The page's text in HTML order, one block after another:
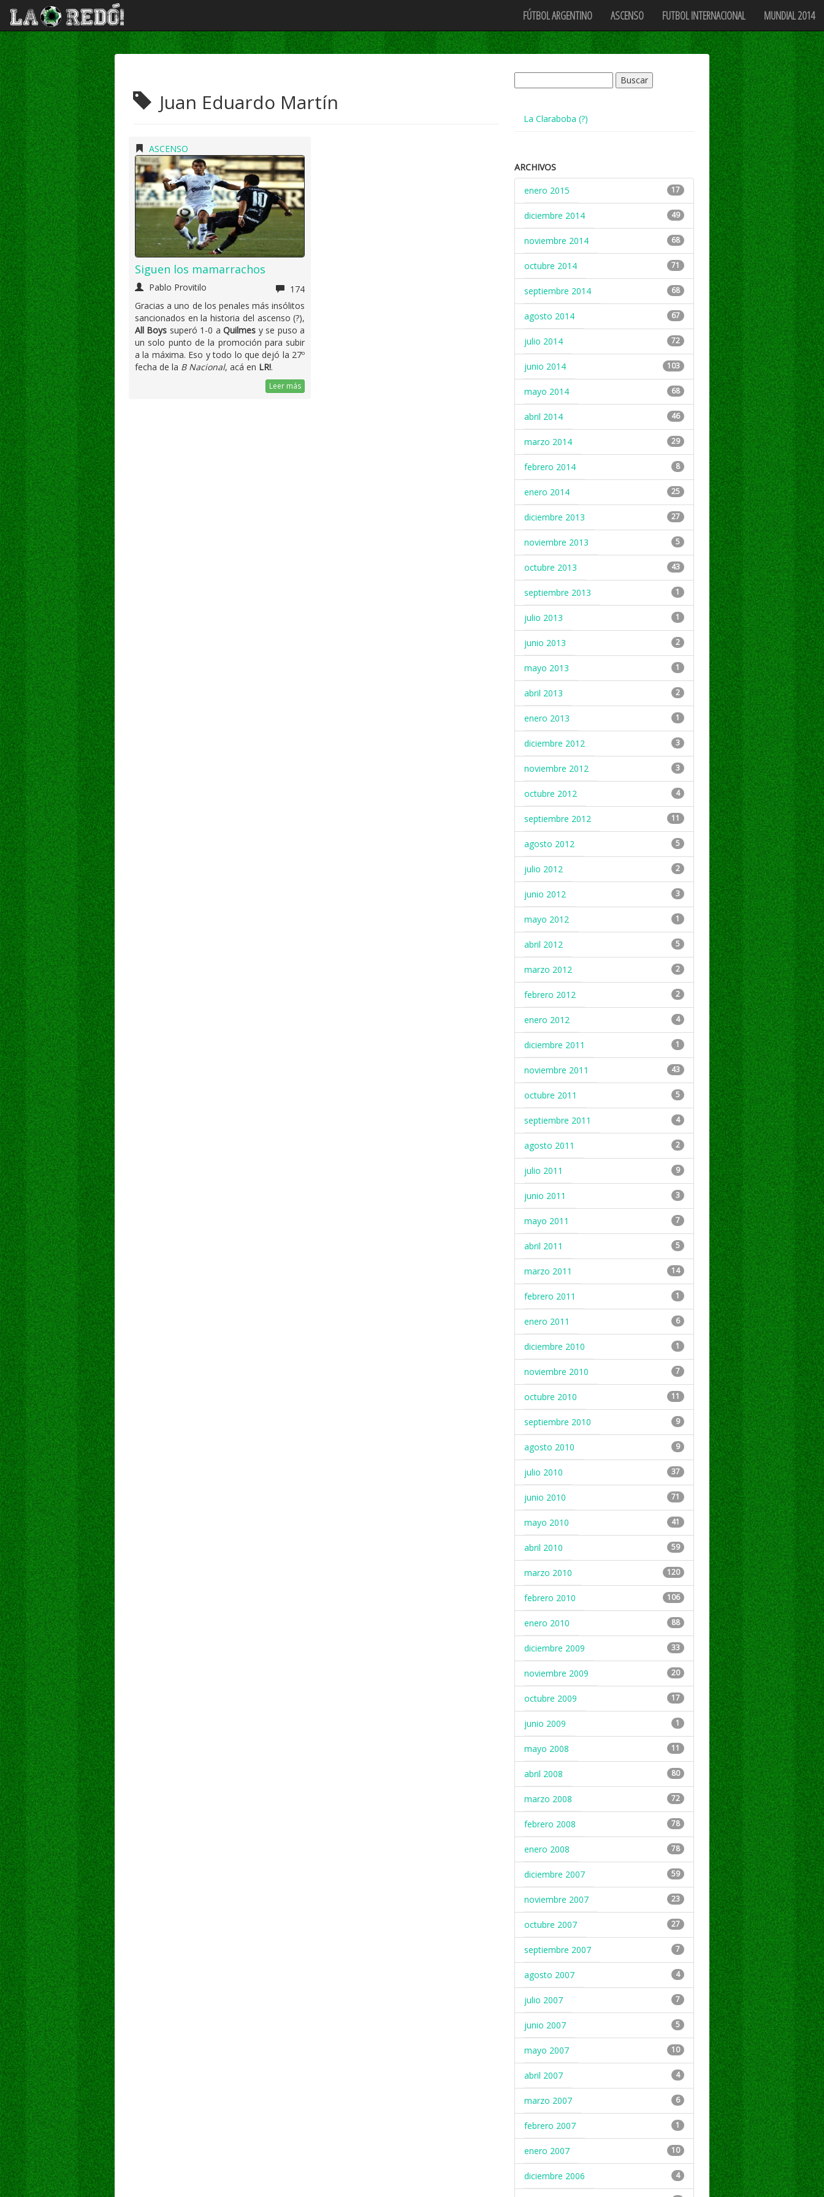
FÚTBOL ARGENTINO ASCENSO FUTBOL INTERNACIONAL MUNDIAL 2014
Juan Eduardo Martín
ASCENSO
Siguen los mamarrachos
Pablo Provitilo
174
Gracias a uno de los penales más insólitos
sancionados en la historia del ascenso (?),
All Boys superó 1-0 aQuilmes y se puso a
un solo punto de la promoción para subir
a la máxima. Eso y todo lo que dejó la 27º
fecha de la B Nacional, acá en LR!.
Leer más
La Claraboba (?)
ARCHIVOS
enero 2015
17
diciembre 2014 49
noviembre 2014 68
octubre 2014 71
septiembre 2014 68
agosto 2014 67
julio 2014 72
junio 2014 103
mayo 2014 68
abril 2014 46
marzo 2014 29
febrero 2014 8
enero 2014 25
diciembre 2013 27
noviembre 2013 5
octubre 2013 43
septiembre 2013 1
julio 2013 1
junio 2013 2
mayo 2013 1
abril 2013 2
enero 2013 1
diciembre 2012 3
noviembre 2012 3
octubre 2012 4
septiembre 2012 11
agosto 2012 5
julio 2012 2
junio 2012 3
mayo 2012 1
abril 2012 5
marzo 2012 2
febrero 2012 2
enero 2012 4
diciembre 2011 1
noviembre 2011 43
octubre 2011 5
septiembre 2011 4
agosto 2011 2
julio 2011 9
junio 2011 3
mayo 2011 7
abril 2011 5
marzo 2011 14
febrero 2011 1
enero 2011 6
diciembre 2010 1
noviembre 2010 7
octubre 2010 11
septiembre 2010 9
agosto 2010 9
julio 2010 37
junio 2010 71
mayo 2010 41
abril 2010 59
marzo 2010 120
febrero 2010 106
enero 2010 88
diciembre 2009 33
noviembre 2009 20
octubre 2009 17
junio 2009 1
mayo 2008 11
abril 2008 80
marzo 2008 72
febrero 2008 78
enero 2008 78
diciembre 2007 59
noviembre 2007 23
octubre 2007 27
septiembre 2007 7
agosto 2007 4
julio 2007 7
junio 2007 5
mayo 2007 10
abril 2007 4
marzo 2007 6
febrero 2007 1
enero 2007 10
diciembre 2006 4